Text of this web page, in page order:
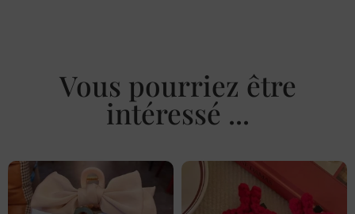
Vous pourriez être
intéressé ...